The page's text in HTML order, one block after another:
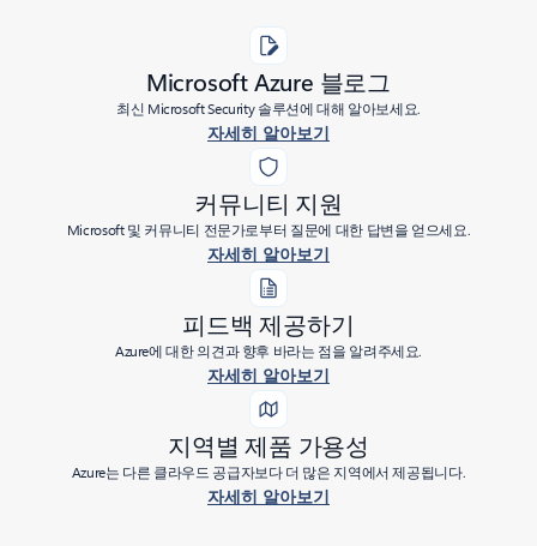
Microsoft Azure 블로그
최신 Microsoft Security 솔루션에 대해 알아보세요.
자세히 알아보기
커뮤니티 지원
Microsoft 및 커뮤니티 전문가로부터 질문에 대한 답변을 얻으세요.
자세히 알아보기
피드백 제공하기
Azure에 대한 의견과 향후 바라는 점을 알려주세요.
자세히 알아보기
지역별 제품 가용성
Azure는 다른 클라우드 공급자보다 더 많은 지역에서 제공됩니다.
자세히 알아보기